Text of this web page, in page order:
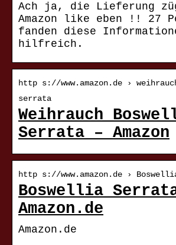
Ach ja, die Lieferung
Amazon like eben !! 27
fanden diese
hilfreich.
http s://www.amazon.de ›
serrata
Weihrauch
Serrata – Amazon
http s://www.amazon.de ›
Boswellia
Amazon.de
Amazon.de